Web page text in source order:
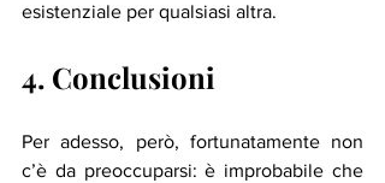
esistenziale per qualsiasi altra.
4. Conclusioni
Per adesso, però, fortunatamente non
c’è da preoccuparsi: è improbabile che